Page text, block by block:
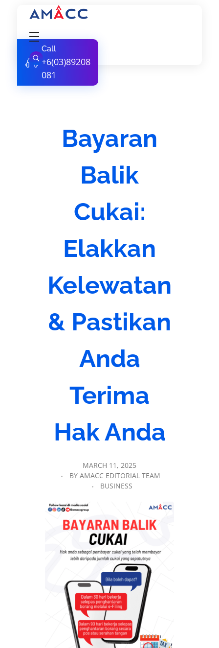
Call
+6(03)89208
081
Bayaran
Balik
Cukai:
Elakkan
Kelewatan
& Pastikan
Anda
Terima
Hak Anda
MARCH 11, 2025
BY AMACC EDITORIAL TEAM
BUSINESS